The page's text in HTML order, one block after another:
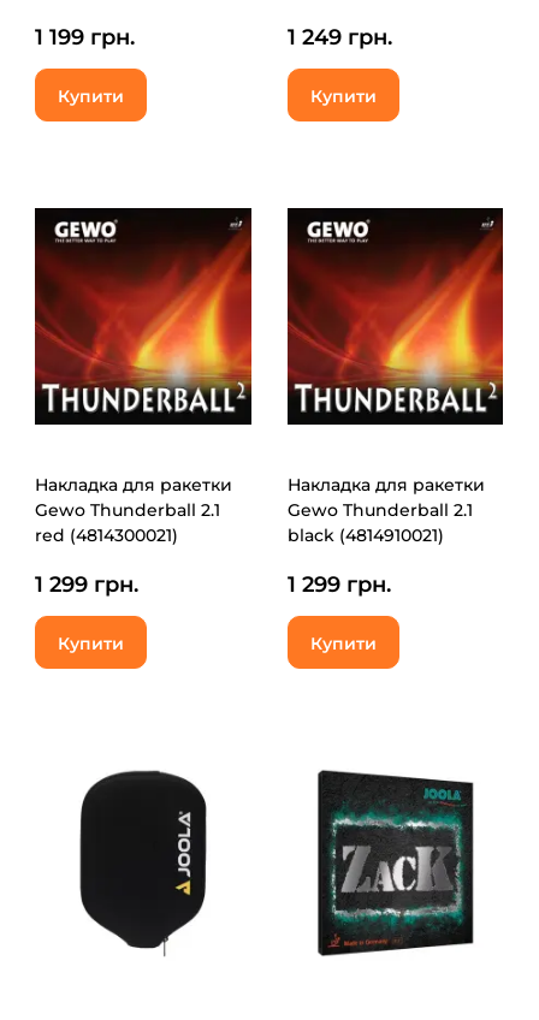
1 199 грн.
Купити
1 249 грн.
Купити
Накладка для ракетки
Gewo Thunderball 2.1
red (4814300021)
1 299 грн.
Купити
Накладка для ракетки
Gewo Thunderball 2.1
black (4814910021)
1 299 грн.
Купити